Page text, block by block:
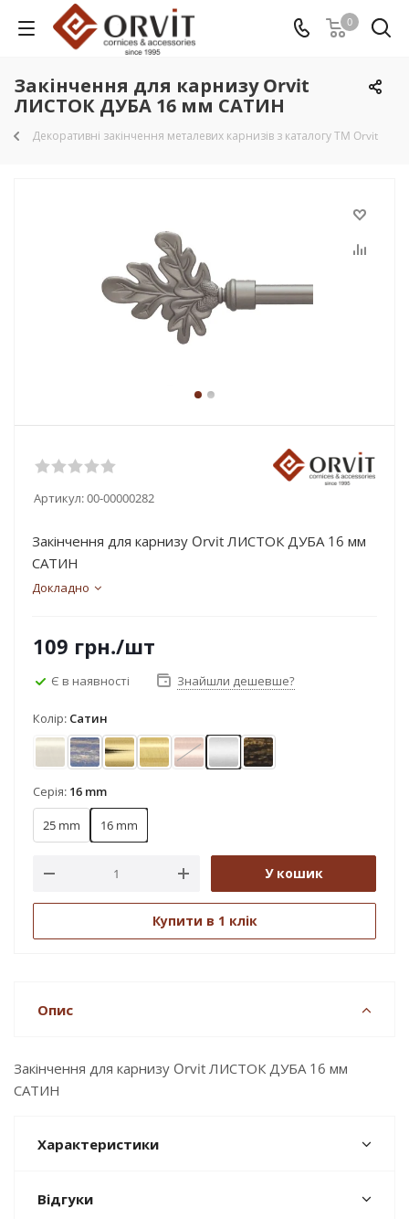
0
Закінчення для карнизу Orvit
ЛИСТОК ДУБА 16 мм САТИН
Декоративні закінчення металевих карнизів з каталогу TM Orvit
Артикул:00-00000282
Закінчення для карнизу Orvit ЛИСТОК ДУБА 16 мм
САТИН
Докладно
109 грн./шт
Є в наявності Знайшли дешевше?
Колір: Сатин
АнтикБлакить золота
ЗолотоЗолото матове
МідьСатинЧорне золото
Серія: 16 mm
25 mm 16 mm
У кошик
Купити в 1 клік
Опис
Закінчення для карнизу Orvit ЛИСТОК ДУБА 16 мм
САТИН
Характеристики
Відгуки